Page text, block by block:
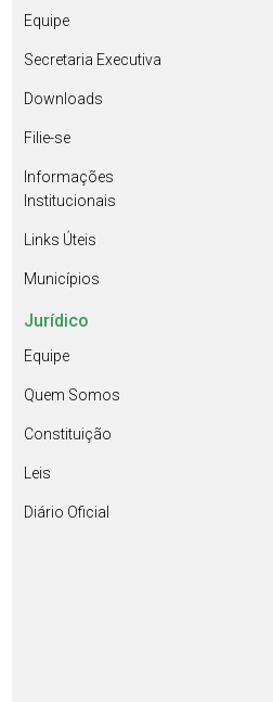
Equipe
Secretaria Executiva
Downloads
Filie-se
Informações
Institucionais
Links Úteis
Municípios
Jurídico
Equipe
Quem Somos
Constituição
Leis
Diário Oficial